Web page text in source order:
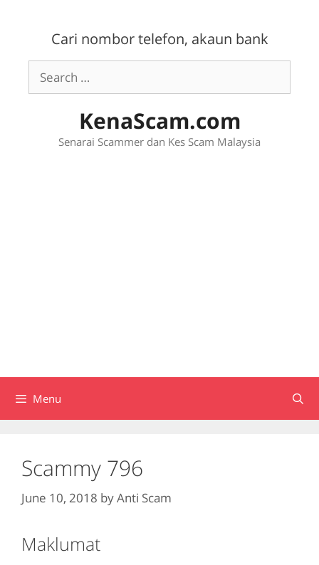
Cari nombor telefon, akaun bank
Search
for:
KenaScam.com
Senarai Scammer dan Kes Scam Malaysia
Menu
Scammy 796
June 10, 2018 byAnti Scam
Maklumat